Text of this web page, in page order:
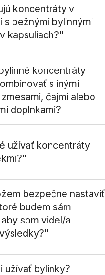
koncentráty v
s bežnými bylinnými
kapsuliach?"
koncentráty
s inými
čajmi alebo
doplnkami?
užívať koncentráty
bezpečne nastaviť
budem sám
som videl/a
užívať bylinky?